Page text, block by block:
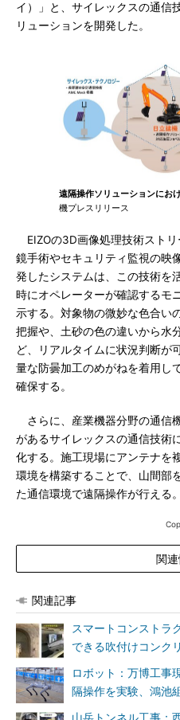
イ）」と、サイレックスの通信
リューションを開発した。
遠隔操作ソリューションにお
機プレスリリース
EIZOの3D画像処理技術スト
鏡手術やセキュリティ監視の映
発したシステムは、この技術を
時にオペレーターが確認するモ
示する。対象物の微妙な色合い
把握や、土砂の色の違いから水
ど、リアルタイムに状況判断が
量な防曇加工のめがねを着用し
確保する。
さらに、産業機器分野の通信
があるサイレックスの通信技術
化する。施工現場にアンテナを
環境を構築することで、山間部
た通信環境で遠隔操作が行える。
関
関連記事
スマートコンストラ
できる吹付けコンク
ロボット：万博工事
隔操作を実験、鴻池